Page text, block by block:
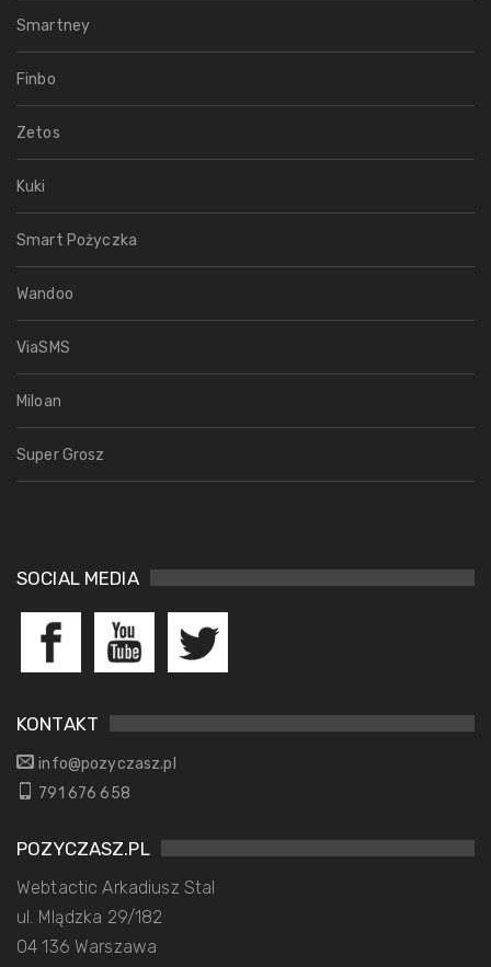
Smartney
Finbo
Zetos
Kuki
Smart Pożyczka
Wandoo
ViaSMS
Miloan
Super Grosz
SOCIAL MEDIA
KONTAKT
info@pozyczasz.pl
791 676 658
POZYCZASZ.PL
Webtactic Arkadiusz Stal
ul. Mlądzka 29/182
04 136 Warszawa